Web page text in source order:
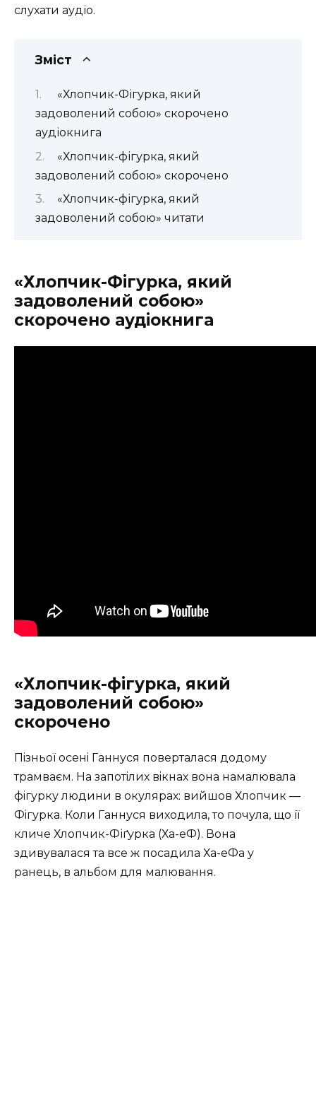
слухати аудіо.
Зміст
«Хлопчик-Фігурка, який
задоволений собою» скорочено
аудіокнига
«Хлопчик-фігурка, який
задоволений собою» скорочено
«Хлопчик-фігурка, який
задоволений собою» читати
«Хлопчик-Фігурка, який
задоволений собою»
скорочено аудіокнига
«Хлопчик-фігурка, який
задоволений собою»
скорочено
Пiзньоï осенi Ганнуся поверталася додому
трамваєм. На запотiлих вiкнах вона намалювала
фiгурку людини в окулярах: вийшов Хлопчик —
Фiгурка. Коли Ганнуся виходила, то почула, що її
кличе Хлопчик-Фіґурка (Ха-еФ). Вона
здивувалася та все ж посадила Ха-еФа у
ранець, в альбом для малювання.